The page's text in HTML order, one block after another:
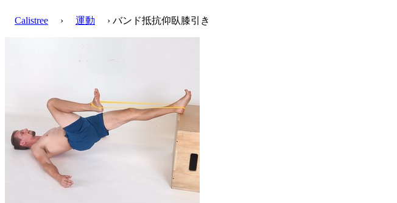
Calistree › 運動 › バンド抵抗仰臥膝引き